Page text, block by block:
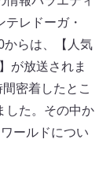
レドーガ・
からは、【人気
が放送されま
密着したとこ
した。その中か
ールドについ